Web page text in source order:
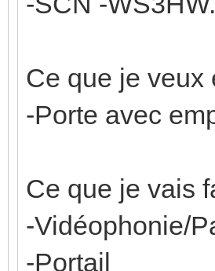
Ce que je
-Porte avec
Ce que je vais
-Vidéophonie/
-Portail